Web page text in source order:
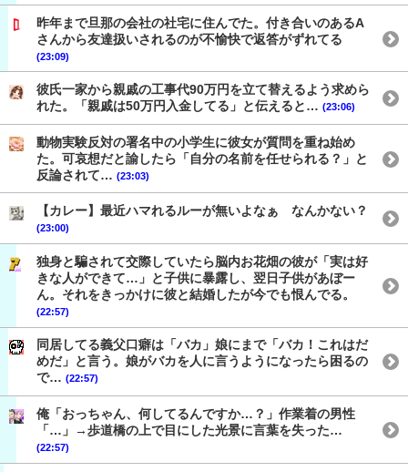
昨年まで旦那の会社の社宅に住んでた。付き合いのあるA
さんから友達扱いされるのが不愉快で返答がずれてる
(23:09)
彼氏一家から親戚の工事代90万円を立て替えるよう求めら
れた。「親戚は50万円入金してる」と伝えると… (23:06)
動物実験反対の署名中の小学生に彼女が質問を重ね始め
た。可哀想だと諭したら「自分の名前を任せられる？」と
反論されて… (23:03)
【カレー】最近ハマれるルーが無いよなぁ なんかない？
(23:00)
独身と騙されて交際していたら脳内お花畑の彼が「実は好
きな人ができて…」と子供に暴露し、翌日子供があぼー
ん。それをきっかけに彼と結婚したが今でも恨んでる。
(22:57)
同居してる義父口癖は「バカ」娘にまで「バカ！これはだ
めだ」と言う。娘がバカを人に言うようになったら困るの
で… (22:57)
俺「おっちゃん、何してるんですか…？」作業着の男性
「…」→歩道橋の上で目にした光景に言葉を失った…
(22:57)